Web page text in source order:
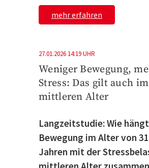
mehr erfahren
27.01.2026 14:19 UHR
Weniger Bewegung,
Stress: Das gilt auch im
mittleren Alter
Langzeitstudie: Wie hängt
Bewegung im Alter von
Jahren mit der